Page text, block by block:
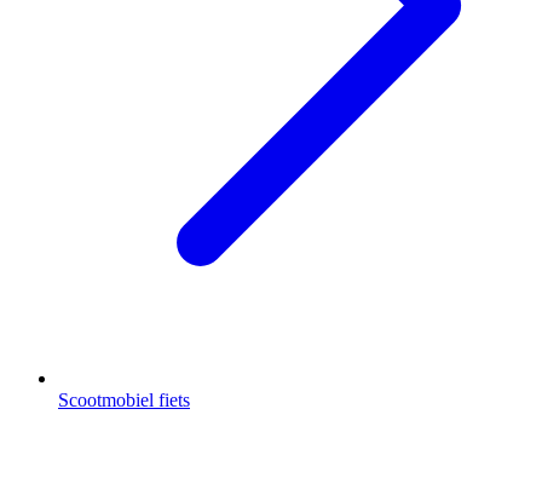
Scootmobiel fiets